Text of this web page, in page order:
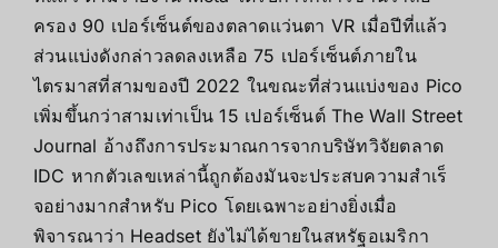
ครอง 90 เปอร์เซ็นต์ของตลาดแว่นตา VR เมื่อปีที่แล้ว
ส่วนแบ่งดังกล่าวลดลงเหลือ 75 เปอร์เซ็นต์ภายใน
ไตรมาสที่สามของปี 2022 ในขณะที่ส่วนแบ่งของ Pico
เพิ่มขึ้นกว่าสามเท่าเป็น 15 เปอร์เซ็นต์ The Wall Street
Journal อ้างถึงการประมาณการจากบริษัทวิจัยตลาด
IDC หากตัวเลขเหล่านี้ถูกต้องมันจะประสบความสําเร็
จอย่างมากสําหรับ Pico โดยเฉพาะอย่างยิ่งเมื่อ
พิจารณาว่า Headset ยังไม่ได้ขายในสหรัฐอเมริกา